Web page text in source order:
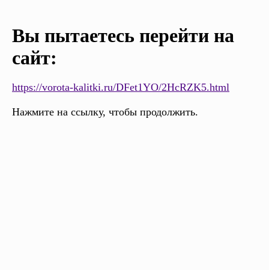
Вы пытаетесь перейти на
сайт:
https://vorota-kalitki.ru/DFet1YO/2HcRZK5.html
Нажмите на ссылку, чтобы продолжить.